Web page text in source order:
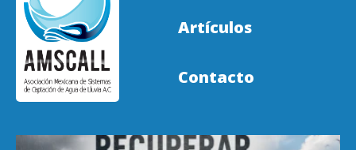
Artículos
Contacto